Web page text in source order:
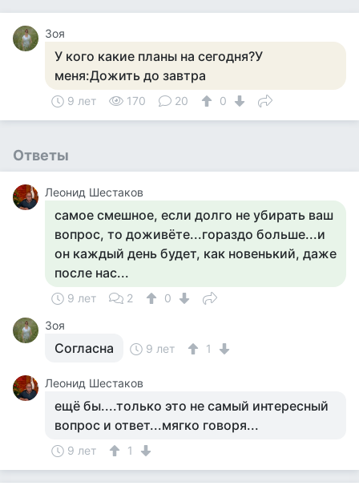
Зоя
У кого какие планы на сегодня?У
меня:Дожить до завтра
9 лет 170 20 0
Ответы
Леонид Шестаков
самое смешное, если долго не убирать ваш
вопрос, то доживёте...гораздо больше...и
он каждый день будет, как новенький, даже
после нас...
9 лет 2
0
Зоя
Согласна 9 лет 1
Леонид Шестаков
ещё бы....только это не самый интересный
вопрос и ответ...мягко говоря...
9 лет 1